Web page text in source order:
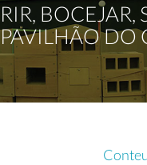
RIR, BOCEJAR,
PAVILHÃO DO